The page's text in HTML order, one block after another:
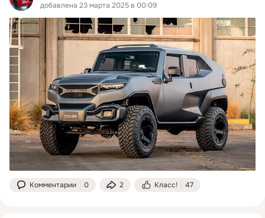
добавлена 23 марта 2025 в 00:09
Комментарии 0 2 Класс! 47